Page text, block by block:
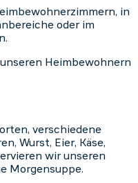
in
oder im
Heimbewohnern
verschiedene
Wurst, Eier, Käse,
wir unseren
Morgensuppe.